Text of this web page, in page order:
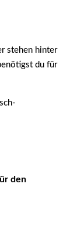
stehen hinter
du für
den